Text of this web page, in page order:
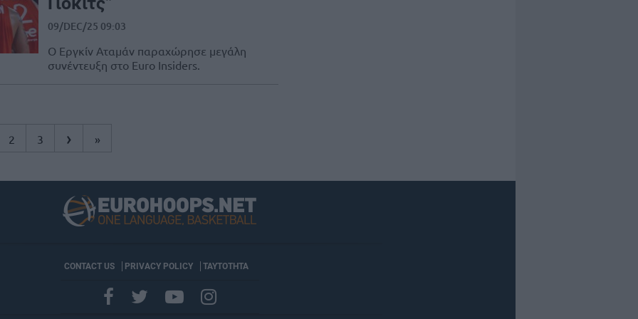
09/DEC/25 09:03
Ο Εργκίν Αταμάν παραχώρησε μεγάλη
συνέντευξη στο Euro Insiders.
2 3 › »
CONTACT US PRIVACY POLICY ΤΑΥΤΟΤΗΤΑ